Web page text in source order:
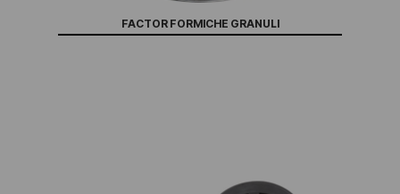
FACTOR FORMICHE GRANULI